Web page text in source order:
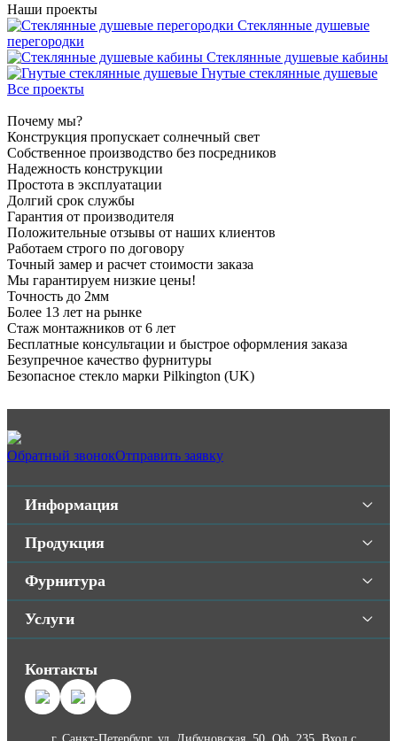
Наши проекты
Стеклянные душевые
перегородки
Стеклянные душевые кабины
Гнутые стеклянные душевые
Все проекты
Почему мы?
Конструкция пропускает солнечный свет
Собственное производство без посредников
Надежность конструкции
Простота в эксплуатации
Долгий срок службы
Гарантия от производителя
Положительные отзывы от наших клиентов
Работаем строго по договору
Точный замер и расчет стоимости заказа
Мы гарантируем низкие цены!
Точность до 2мм
Более 13 лет на рынке
Стаж монтажников от 6 лет
Бесплатные консультации и быстрое оформления заказа
Безупречное качество фурнитуры
Безопасное стекло марки Pilkington (UK)
Обратный звонокОтправить заявку
Информация
Продукция
Фурнитура
Услуги
Контакты